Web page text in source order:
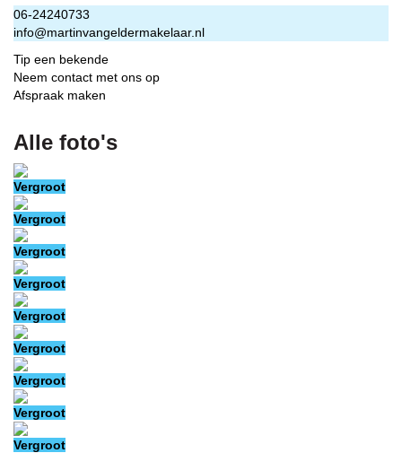
06-24240733
info@martinvangeldermakelaar.nl
Tip een bekende
Neem contact met ons op
Afspraak maken
Alle foto's
Vergroot
Vergroot
Vergroot
Vergroot
Vergroot
Vergroot
Vergroot
Vergroot
Vergroot